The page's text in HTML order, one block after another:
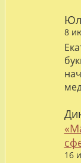
8
16